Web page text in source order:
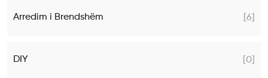
Arredim i Brendshëm [6]
DIY [0]